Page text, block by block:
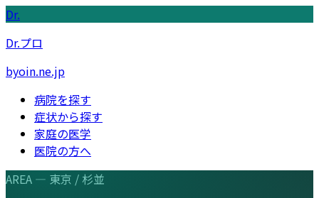
Dr.
Dr.プロ
byoin.ne.jp
病院を探す
症状から探す
家庭の医学
医院の方へ
AREA — 東京 / 杉並